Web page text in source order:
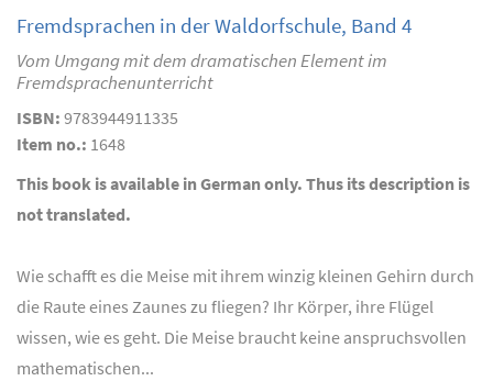
Fremdsprachen in der Waldorfschule, Band 4
Vom Umgang mit dem dramatischen Element im
Fremdsprachenunterricht
ISBN: 9783944911335
Item no.: 1648
This book is available in German only. Thus its description is
not translated.
Wie schafft es die Meise mit ihrem winzig kleinen Gehirn durch
die Raute eines Zaunes zu fliegen? Ihr Körper, ihre Flügel
wissen, wie es geht. Die Meise braucht keine anspruchsvollen
mathematischen...